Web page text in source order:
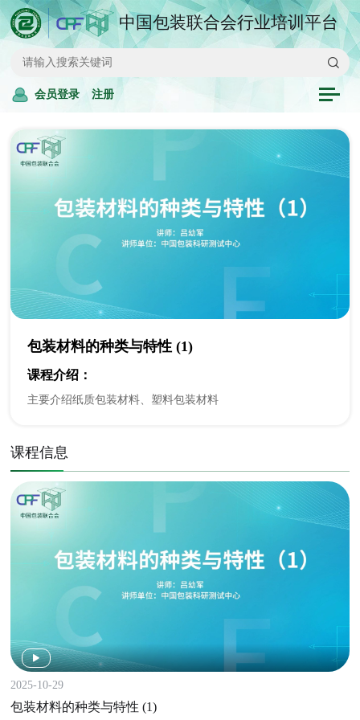
中国包装联合会行业培训平台
会员登录 注册
包装材料的种类与特性 (1)
课程介绍：
主要介绍纸质包装材料、塑料包装材料
课程信息
2025-10-29
包装材料的种类与特性 (1)